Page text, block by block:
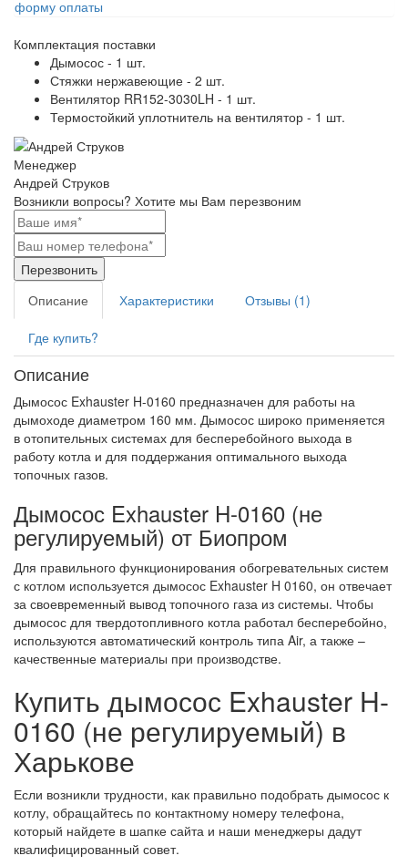
форму оплаты
Комплектация поставки
Дымосос - 1 шт.
Стяжки нержавеющие - 2 шт.
Вентилятор RR152-3030LH - 1 шт.
Термостойкий уплотнитель на вентилятор - 1 шт.
Менеджер
Андрей Струков
Возникли вопросы? Хотите мы Вам перезвоним
Перезвонить
Описание
Характеристики Отзывы (1)
Где купить?
Описание
Дымосос Exhauster H-0160 предназначен для работы на
дымоходе диаметром 160 мм. Дымосос широко применяется
в отопительных системах для бесперебойного выхода в
работу котла и для поддержания оптимального выхода
топочных газов.
Дымосос Exhauster H-0160 (не
регулируемый) от Биопром
Для правильного функционирования обогревательных систем
с котлом используется дымосос Exhauster H 0160, он отвечает
за своевременный вывод топочного газа из системы. Чтобы
дымосос для твердотопливного котла работал бесперебойно,
используются автоматический контроль типа Air, а также –
качественные материалы при производстве.
Купить дымосос Exhauster H-
0160 (не регулируемый) в
Харькове
Если возникли трудности, как правильно подобрать дымосос к
котлу, обращайтесь по контактному номеру телефона,
который найдете в шапке сайта и наши менеджеры дадут
квалифицированный совет.